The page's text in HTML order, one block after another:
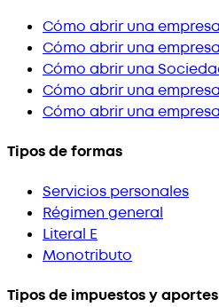
Cómo abrir una empresa
Cómo abrir una empresa
Cómo abrir una
Cómo abrir una
Cómo abrir una
Tipos de formas
Servicios personales
Régimen general
Literal E
Monotributo
Tipos de impuestos y aportes